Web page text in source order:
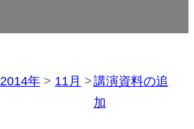
2014年 > 11月 >講演資料の追
加